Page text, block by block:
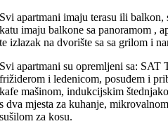
Svi apartmani imaju terasu ili
katu imaju balkone sa panoramom ,
te izlazak na dvorište sa sa grilom i
Svi apartmani su opremljeni sa:
frižiderom i ledenicom, posuđem i
kafe mašinom, indukcijskim
s dva mjesta za kuhanje,
sušilom za kosu.